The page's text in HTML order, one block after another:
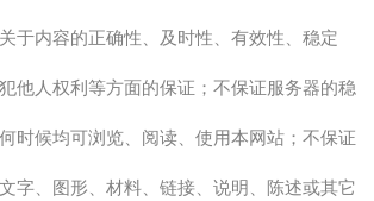
于内容的正确性、及时性、有效性、稳定
他人权利等方面的保证；不保证服务器的稳
时候均可浏览、阅读、使用本网站；不保证
字、图形、材料、链接、说明、陈述或其它